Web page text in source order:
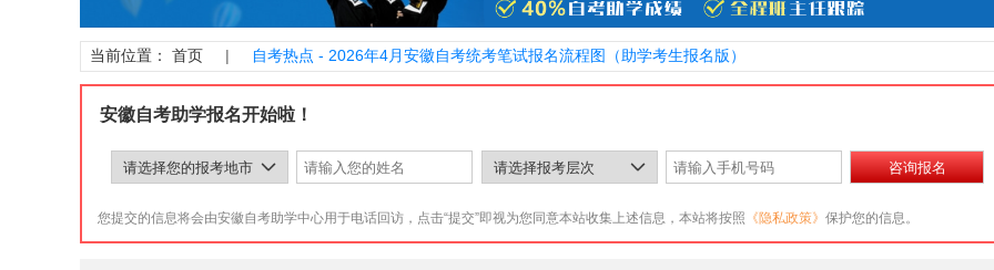
当前位置： 首页 | 自考热点 - 2026年4月安徽自考统考笔试报名流程图（助学考生报名版）
安徽自考助学报名开始啦！
 
您提交的信息将会由安徽自考助学中心用于电话回访，点击“提交”即视为您同意本站收集上述信息，本站将按照 《隐私政策》保护您的信息。